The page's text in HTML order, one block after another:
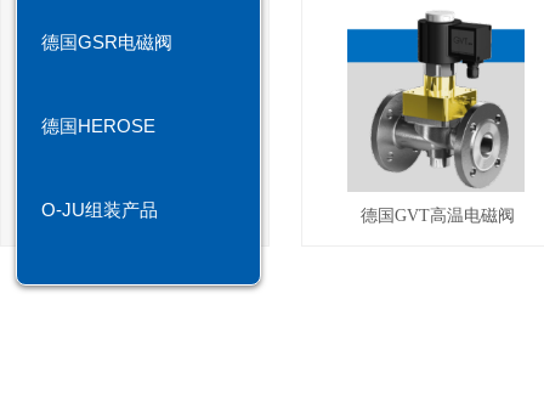
德国GVT高温电磁阀
德国GSR电磁阀
德国HEROSE
O-JU组装产品